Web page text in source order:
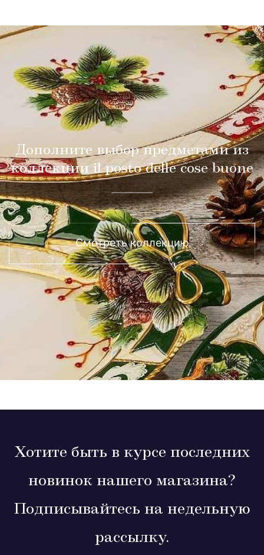
Дополните выбор предметами из
коллекции il posto delle cose buone
Смотреть коллекцию
Хотите быть в курсе последних
новинок нашего магазина?
Подписывайтесь на недельную
рассылку.